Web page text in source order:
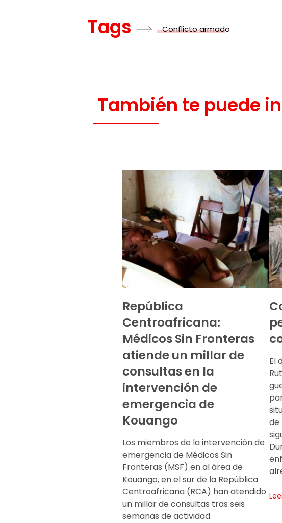
Tags Conflicto armado
También te puede
República
Centroafricana:
Médicos Sin Fronteras
atiende un millar de
consultas en la
intervención de
emergencia de
Kouango
Los miembros de la intervención de
emergencia de Médicos Sin
Fronteras (MSF) en al área de
Kouango, en el sur de la República
Centroafricana (RCA) han atendido
un millar de consultas tras seis
semanas de actividad.
El
de